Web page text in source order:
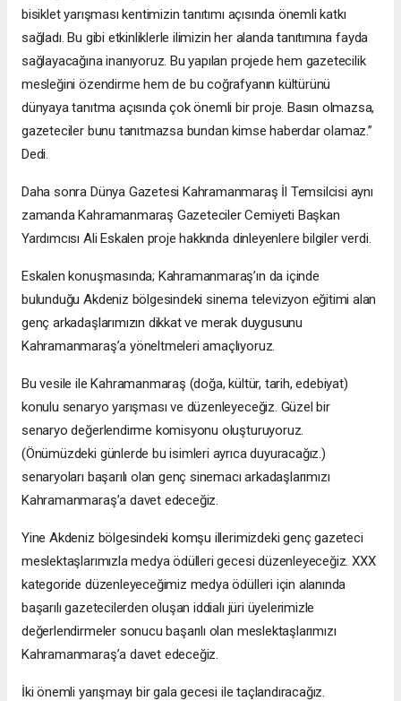
bisiklet yarışması kentimizin tanıtımı açısında önemli katkı
sağladı. Bu gibi etkinliklerle ilimizin her alanda tanıtımına fayda
sağlayacağına inanıyoruz. Bu yapılan projede hem gazetecilik
mesleğini özendirme hem de bu coğrafyanın kültürünü
dünyaya tanıtma açısında çok önemli bir proje. Basın olmazsa,
gazeteciler bunu tanıtmazsa bundan kimse haberdar olamaz.”
Dedi.
Daha sonra Dünya Gazetesi Kahramanmaraş İl Temsilcisi aynı
zamanda Kahramanmaraş Gazeteciler Cemiyeti Başkan
Yardımcısı Ali Eskalen proje hakkında dinleyenlere bilgiler verdi.
Eskalen konuşmasında; Kahramanmaraş’ın da içinde
bulunduğu Akdeniz bölgesindeki sinema televizyon eğitimi alan
genç arkadaşlarımızın dikkat ve merak duygusunu
Kahramanmaraş’a yöneltmeleri amaçlıyoruz.
Bu vesile ile Kahramanmaraş (doğa, kültür, tarih, edebiyat)
konulu senaryo yarışması ve düzenleyeceğiz. Güzel bir
senaryo değerlendirme komisyonu oluşturuyoruz.
(Önümüzdeki günlerde bu isimleri ayrıca duyuracağız.)
senaryoları başarılı olan genç sinemacı arkadaşlarımızı
Kahramanmaraş’a davet edeceğiz.
Yine Akdeniz bölgesindeki komşu illerimizdeki genç gazeteci
meslektaşlarımızla medya ödülleri gecesi düzenleyeceğiz. XXX
kategoride düzenleyeceğimiz medya ödülleri için alanında
başarılı gazetecilerden oluşan iddialı jüri üyelerimizle
değerlendirmeler sonucu başarılı olan meslektaşlarımızı
Kahramanmaraş’a davet edeceğiz.
İki önemli yarışmayı bir gala gecesi ile taçlandıracağız.